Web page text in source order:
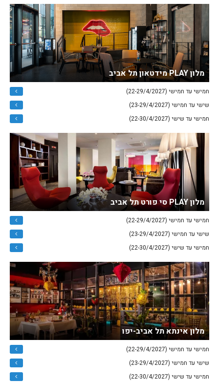
מלון PLAY מידטאון תל אביב
חמישי עד חמישי (22-29/4/2027)
שישי עד חמישי (23-29/4/2027)
חמישי עד שישי (22-30/4/2027)
מלון PLAY סי פורט תל אביב
חמישי עד חמישי (22-29/4/2027)
שישי עד חמישי (23-29/4/2027)
חמישי עד שישי (22-30/4/2027)
מלון אינתא תל אביב-יפו
חמישי עד חמישי (22-29/4/2027)
שישי עד חמישי (23-29/4/2027)
חמישי עד שישי (22-30/4/2027)